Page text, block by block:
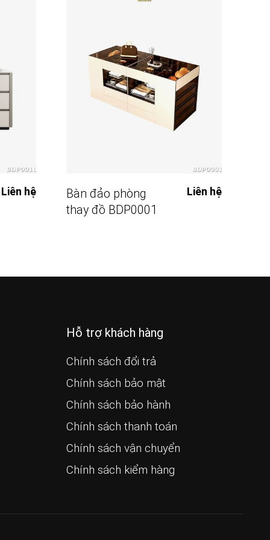
Liên hệ
Bàn đảo phòng
thay đồ BDP0001
Liên hệ
Hỗ trợ khách hàng
Chính sách đổi trả
Chính sách bảo mật
Chính sách bảo hành
Chính sách thanh toán
Chính sách vận chuyển
Chính sách kiểm hàng